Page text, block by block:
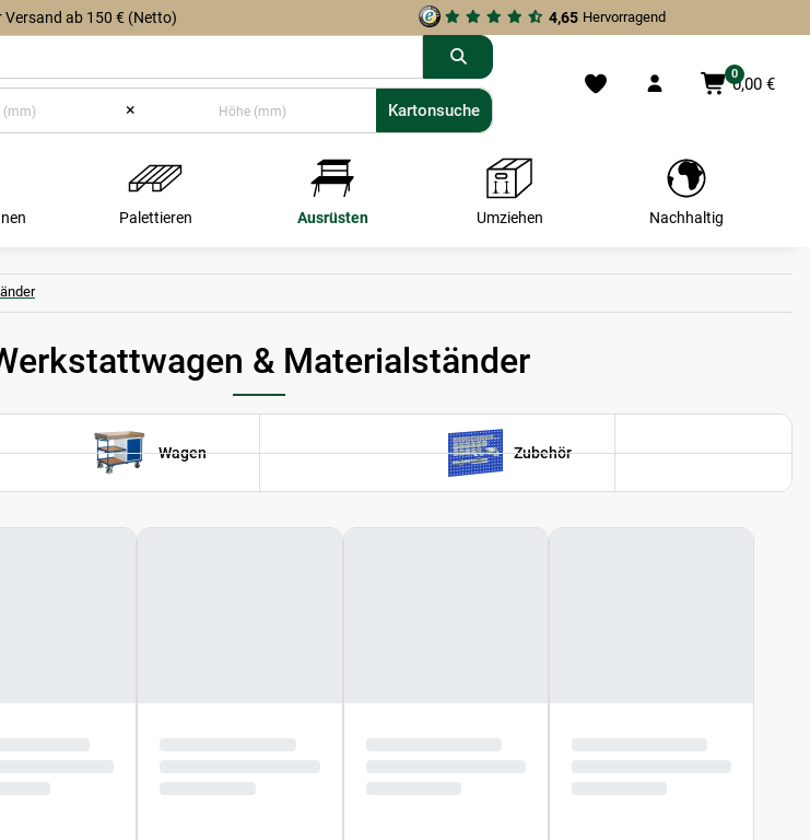
Versand ab 150 € (Netto) 4,65 Hervorragend
0
0,00 €
× Kartonsuche
Kartonsuche
Palettieren Ausrüsten Umziehen Nachhaltig
& Materialständer
Wagen Zubehör